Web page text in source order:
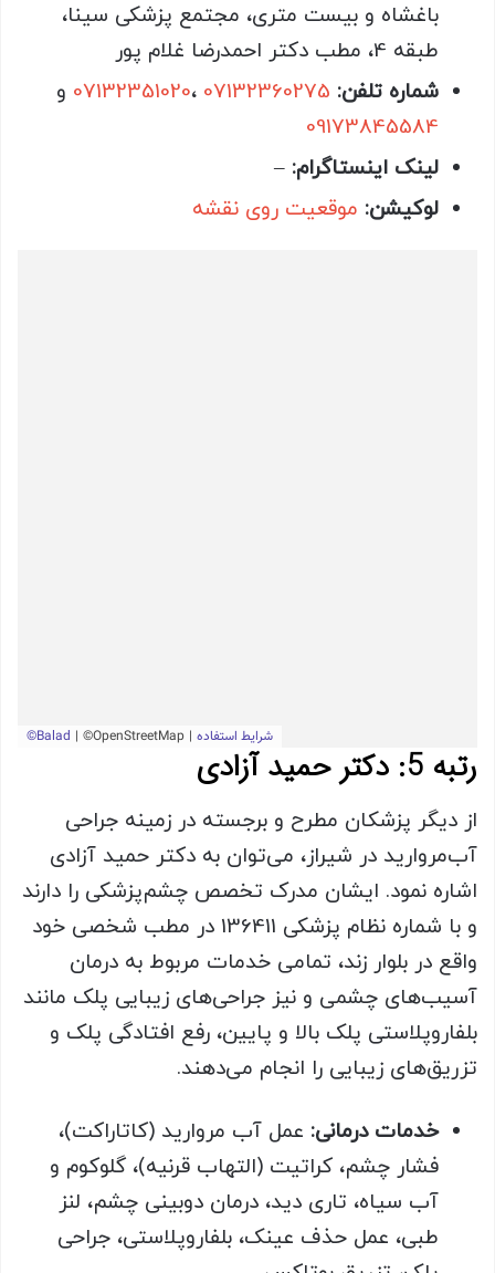
باغشاه و بیست متری، مجتمع پزشکی سینا،
طبقه 4، مطب دکتر احمدرضا غلام پور
شماره تلفن: 07132360275 ،07132351020 و
09173845584
لینک اینستاگرام: –
لوکیشن: موقعیت روی نقشه
رتبه 5: دکتر حمید آزادی
از دیگر پزشکان مطرح و برجسته در زمینه جراحی
آب‌مروارید در شیراز، می‌توان به دکتر حمید آزادی
اشاره نمود. ایشان مدرک تخصص چشم‌پزشکی را دارند
و با شماره نظام پزشکی 136411 در مطب شخصی خود
واقع در بلوار زند، تمامی خدمات مربوط به درمان
آسیب‌های چشمی و نیز جراحی‌های زیبایی پلک مانند
بلفاروپلاستی پلک بالا و پایین، رفع افتادگی پلک و
تزریق‌های زیبایی را انجام می‌دهند.
خدمات درمانی: عمل آب مروارید (کاتاراکت)،
فشار چشم، کراتیت (التهاب قرنیه)، گلوکوم و
آب سیاه، تاری دید، درمان دوبینی چشم، لنز
طبی، عمل حذف عینک، بلفاروپلاستی، جراحی